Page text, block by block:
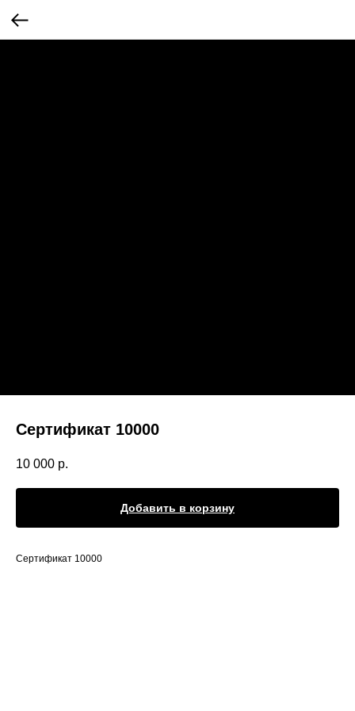
Сертификат 10000
10 000 р.
Добавить в корзину
Сертификат 10000